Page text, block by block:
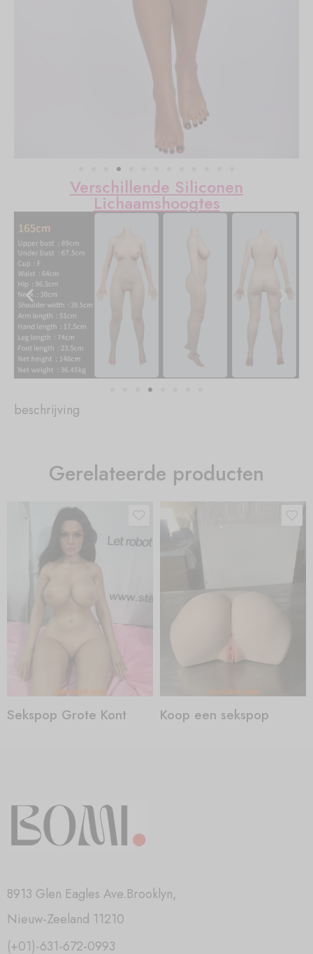
Verschillende Siliconen
Lichaamshoogtes
beschrijving
Gerelateerde producten
Sekspop Grote Kont Koop een sekspop
8913 Glen Eagles Ave.Brooklyn,
Nieuw-Zeeland 11210
(+01)-631-672-0993